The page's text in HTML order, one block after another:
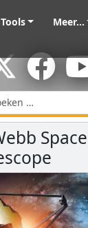
Meer...
Space